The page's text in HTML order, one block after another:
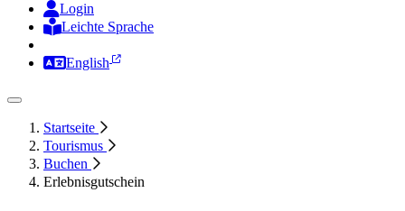
Login
Leichte Sprache
English
Startseite
Tourismus
Buchen
Erlebnisgutschein